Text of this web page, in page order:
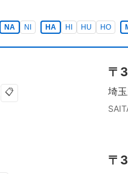
NA NI HA HI HU HO
📋
〒
埼
〒